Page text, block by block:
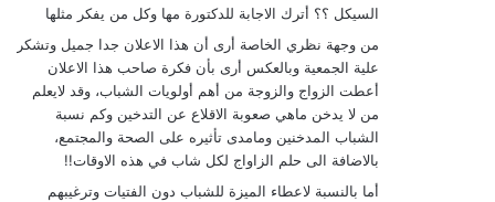
السيكل ؟؟ أترك الاجابة للدكتورة مها وكل من يفكر مثلها
من وجهة نظري الخاصة أرى أن هذا الاعلان جدا جميل وتشكر
علية الجمعية وبالعكس أرى بأن فكرة صاحب هذا الاعلان
أعطت الزواج والزوجة من أهم أولويات الشباب، وقد لايعلم
من لا يدخن ماهي صعوبة الاقلاع عن التدخين وكم نسبة
الشباب المدخنين ومامدى تأثيره على الصحة والمجتمع،
بالاضافة الى حلم الزاواج لكل شاب في هذه الاوقات!!
أما بالنسبة لاعطاء الميزة للشباب دون الفتيات وترغيبهم